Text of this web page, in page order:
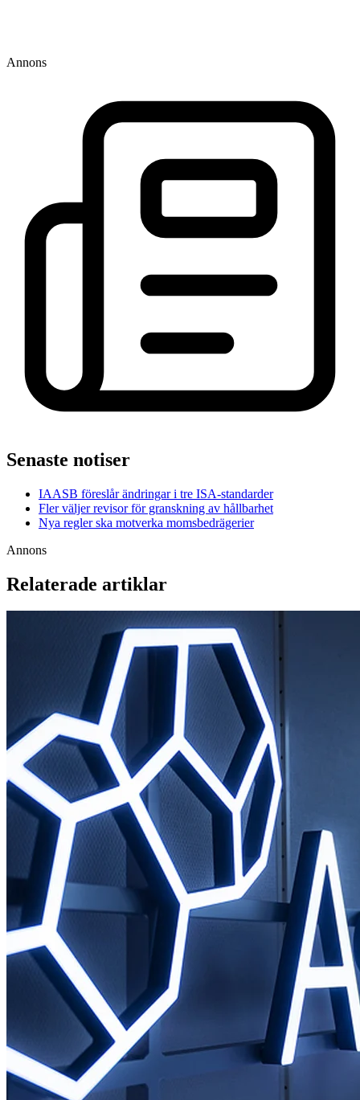
Annons
Senaste notiser
IAASB föreslår ändringar i tre ISA-standarder
Fler väljer revisor för granskning av hållbarhet
Nya regler ska motverka momsbedrägerier
Annons
Relaterade artiklar